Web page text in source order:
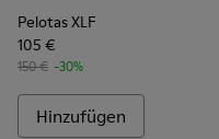
Pelotas XLF
105 €
150 € -30%
Hinzufügen